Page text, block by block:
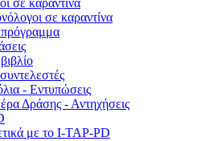
σε καραντίνα
σε καραντίνα
- Εντυπώσεις
Δράσης - Αντηχήσεις
με το I-TAP-PD